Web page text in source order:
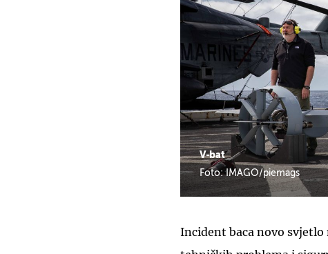
V-bat
Foto: IMAGO/piemags
Incident baca novo